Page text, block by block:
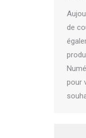
de
pour